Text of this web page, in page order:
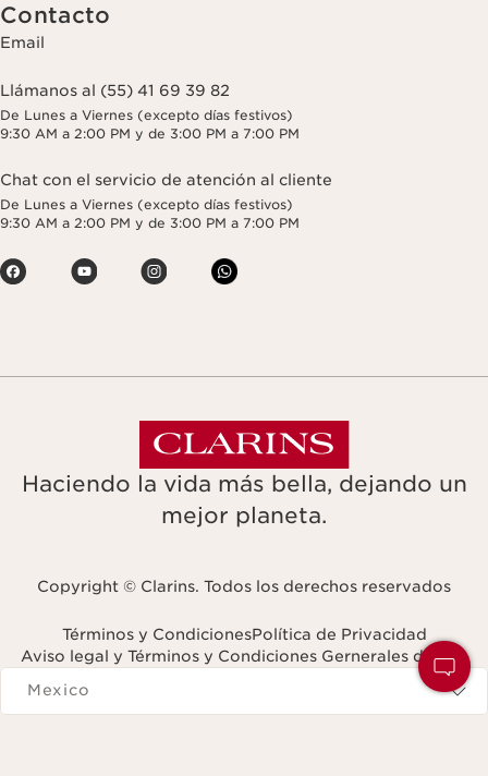
Contacto
Email
Llámanos al (55) 41 69 39 82
De Lunes a Viernes (excepto días festivos)
9:30 AM a 2:00 PM y de 3:00 PM a 7:00 PM
Chat con el servicio de atención al cliente
De Lunes a Viernes (excepto días festivos)
9:30 AM a 2:00 PM y de 3:00 PM a 7:00 PM
Haciendo la vida más bella, dejando un
mejor planeta.
Copyright © Clarins. Todos los derechos reservados
Términos y CondicionesPolítica de Privacidad
Aviso legal y Términos y Condiciones Gernerales de Uso
Navigates to
Mexico